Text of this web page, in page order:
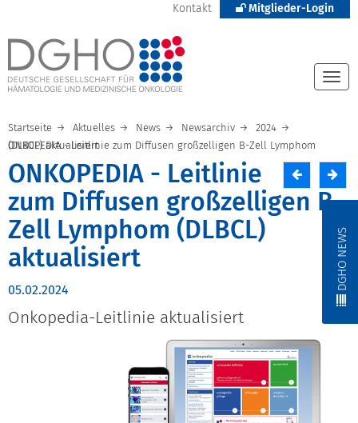
Kontakt Mitglieder-Login
DGHO NEWS
Startseite Aktuelles News Newsarchiv
2024
ONKOPEDIA - Leitlinie zum Diffusen großzelligen B-Zell Lymphom (DLBCL) aktualisiert
ONKOPEDIA - Leitlinie
zum Diffusen großzelligen B-
Zell Lymphom (DLBCL)
aktualisiert
05.02.2024
Onkopedia-Leitlinie aktualisiert